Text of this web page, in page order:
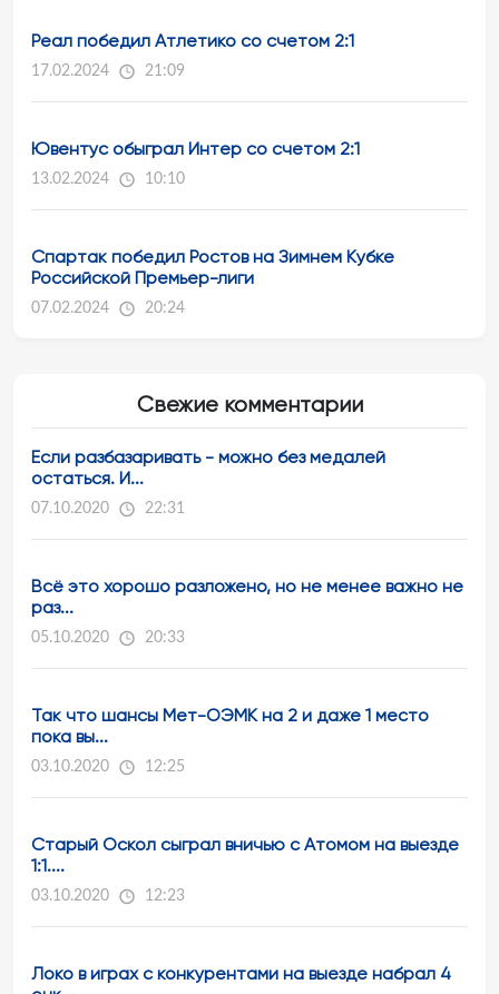
Реал победил Атлетико со счетом 2:1
17.02.2024 21:09
Ювентус обыграл Интер со счетом 2:1
13.02.2024 10:10
Спартак победил Ростов на Зимнем Кубке
Российской Премьер-лиги
07.02.2024 20:24
Свежие комментарии
Если разбазаривать - можно без медалей
остаться. И...
07.10.2020 22:31
Всё это хорошо разложено, но не менее важно не
раз...
05.10.2020 20:33
Так что шансы Мет-ОЭМК на 2 и даже 1 место
пока вы...
03.10.2020 12:25
Старый Оскол сыграл вничью с Атомом на выезде
1:1....
03.10.2020 12:23
Локо в играх с конкурентами на выезде набрал 4